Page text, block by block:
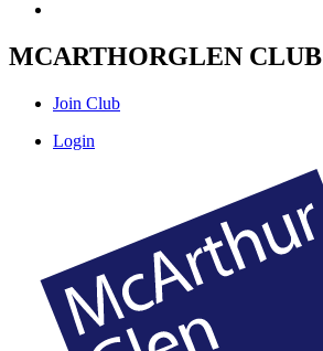
MCARTHORGLEN CLUB
Join Club
Login